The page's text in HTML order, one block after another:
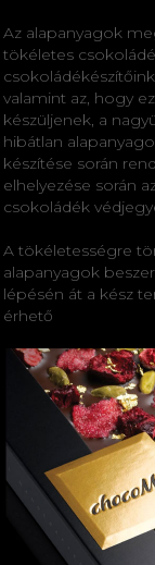
Az alapanyagok
tökéletes
valamint az, hogy
készüljenek, a
hibátlan
készítése során
elhelyezése során
csokoládék
A tökéletességre
alapanyagok
lépésén át a kész
érhető